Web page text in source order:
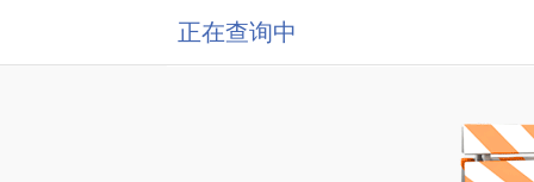
正在查询中